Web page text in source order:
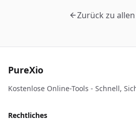
Zurück zu
PureXio
Kostenlose Online-Tools - Schnell,
Rechtliches